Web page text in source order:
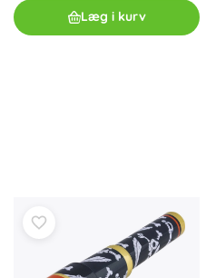
Læg i kurv